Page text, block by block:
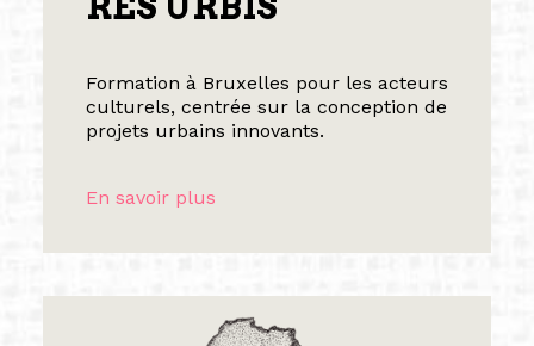
Formation à Bruxelles pour les acteurs
culturels, centrée sur la conception de
projets urbains innovants.
En savoir plus